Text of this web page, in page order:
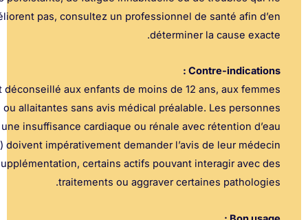
s’améliorent pas, consultez un professionnel de santé
déterminer la
Contre-
Ce produit est déconseillé aux enfants de moins de 12 ans,
enceintes ou allaitantes sans avis médical préalable. Les
présentant une insuffisance cardiaque ou rénale avec
(œdémateuse) doivent impérativement demander l’avis de
avant toute supplémentation, certains actifs pouvant interagir
traitements ou aggraver certaines